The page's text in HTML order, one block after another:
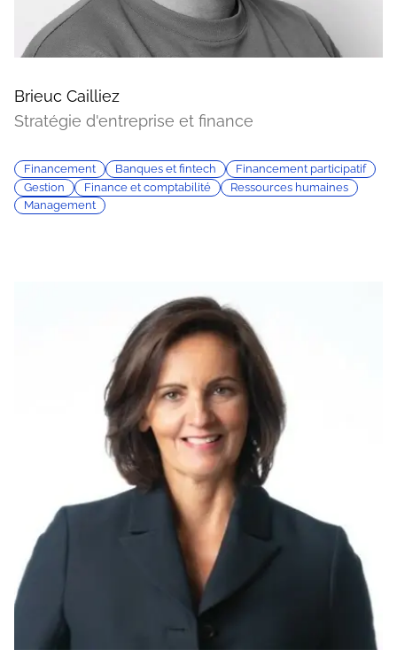
Brieuc Cailliez
Stratégie d'entreprise et finance
Financement Banques et fintech
Financement participatif
Gestion
Finance et comptabilité
Ressources humaines
Management